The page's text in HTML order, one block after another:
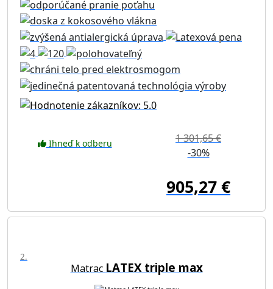
Ihneď k odberu
1 301,65 €
-30%
905,27 €
2.
Matrac LATEX triple max